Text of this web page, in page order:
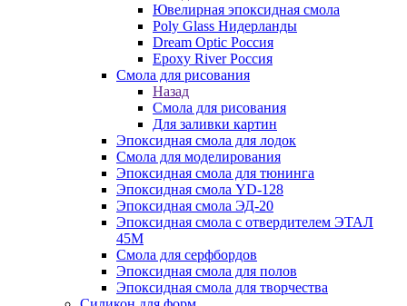
Ювелирная эпоксидная смола
Poly Glass Нидерланды
Dream Optic Россия
Epoxy River Россия
Смола для рисования
Назад
Смола для рисования
Для заливки картин
Эпоксидная смола для лодок
Смола для моделирования
Эпоксидная смола для тюнинга
Эпоксидная смола YD-128
Эпоксидная смола ЭД-20
Эпоксидная смола с отвердителем ЭТАЛ
45М
Смола для серфбордов
Эпоксидная смола для полов
Эпоксидная смола для творчества